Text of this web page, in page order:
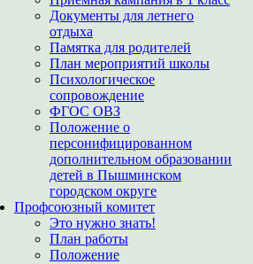
Документы для летнего
отдыха
Памятка для родителей
План мероприятий школы
Психологическое
сопровождение
ФГОС ОВЗ
Положение о
персонифицированном
дополнительном образовании
детей в Пышминском
городском округе
Профсоюзный комитет
Это нужно знать!
План работы
Положение